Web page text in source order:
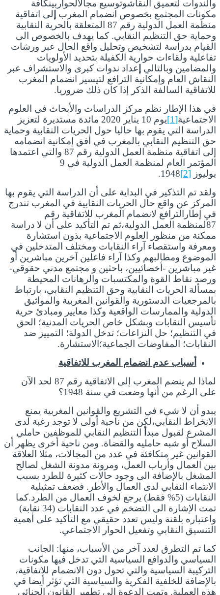
والندوات لتعميق النقاشوتوسيع مجالالحواربينكافة
مكونات المجتمع بخصوص انضمام المغرب
لى اتفاقية
منظمة العمل الدولية رقم 87 المتعلقة بالحرية النقابية
وحماية حق التنظيم النقابي. كما يهدف بالخصوص الى
القيام بدراسة لتشخيص وتحليل واقع الحال عبر ورشات
تفاعلية ولقاءات حوارية الكفيلة بتحديد الأولويات
والمضامين وبالتالي عداد ندوات كبرى والاستشراف عبر
النقاش العام وإمكانية الترافع لتيسير انضمام المغرب
للاتفاقية السالفة الذكر إذا كان ذلك ضروريا.
في هذا الإطار نظم مركز الدراسات والأبحاث في العلوم
الاجتماعية[1]
يوم 10 يناير 2020 مائدة مستديرة لتعزيز
الدراسة التي يقوم بها حاليا حول الحريات النقابية وحماية
حق التنظيم النقابي بالمغرب في أفق إمكانية انضمامه
إلى اتفاقية منظمة العمل الدولية رقم 87 والتي اعتمدها
المؤتمر العام لمنظمة العمل الدولية في 9
يوليوز [2]
1948.
ولقد تم التذكير في البداية على أن الدراسة التي يقوم بها
المركز عن واقع حال الحريات النقابية في المغرب تندرج
في إطارالترافع لانضمام المغرب للاتفاقية رقم
87لمنظمة العمل الدولية،ثم تم التأكيد على أن لا دراسة
ممكنة من منظور العلوم الاجتماعية بذون استشارة
ومعرفة واستقصاء آراء النقابات ومختلف المتدخلين في
الموضوع ومطالبهم وكذا آراء فاعلين آخرين مباشرين أو
غير مباشرين -أخصائيين، باحثين و مجتمع مدني حقوقي-
ورصد نقاط القوة والمكتسبات والرهانات المحيطة
بمسألة الحريات النقابية وحق التنظيم النقابي، بارتباط
بالمرجعيات الدستورية والقوانين المغربية والمواثيق
الدولية والممارسات الواقعية وكذا معايير ومبادئ حرية
تأسيس النقابات وبشكل خاص الحريات المدنية؛ الحق
في التنظيم؛ حل النزاعات؛ تدخل الدولة؛ التمييز ضد
النقابات؛ المفاوضات الجماعية؛الاستشارة.
أسباب عدم انضمام المغرب للاتفاقية
لماذا لم ينضم المغرب إلى الاتفاقية رقم 87 لحد الآن
على الرغم من أنها وضعت في سنة 1948؟
يبدو أن لا شيء في التشريع والقوانين المغربية يمنع
الانخراط النقابي،لكن من ناحية أولى لا توجد رغبة لدى
المشرع لقبول مبد التنظيم النقابي للموظفين حاملي
السلاح أو شبه حامليه والقضاة. ومن ناحية أخرى يظهر أن
القوانين غير متكافئة في عدد من المجالات، مثلا العلاقة
بين العمال وأرباب العمل، ومرونة مدونة الشغل لصالح
المشغل بالإضافة الى وجود حالات كثيرة للطرد بسبب
الانتماء النقابي لدى العمال والأطر. فضعف تمثيلية
النقابات (5% فقط) يرجع لخوف العمال من الطرد.كما
تمت الإشارة الى التضخم في عدد النقابات (34 نقابة)
واعتباره بلقنة وليس تعدد حقيقي مع التأكيد على أهمية
التنسيق النقابي وتفعيل الحوار الاجتماعي.
كما تم التطرق لعدد آخر من الأسباب، منها: الجانب
السياسي والدوافع السياسية التي تدخل فيها مكونات
التركيبة السياسية والتي تحول دون الانضمام للاتفاقية،
بالإضافة للخلفية الفكرية والسياسية التي تؤثر أيضا في
هذه العملية. وتمت الدعوة إلى تطهير القانون الجنائي